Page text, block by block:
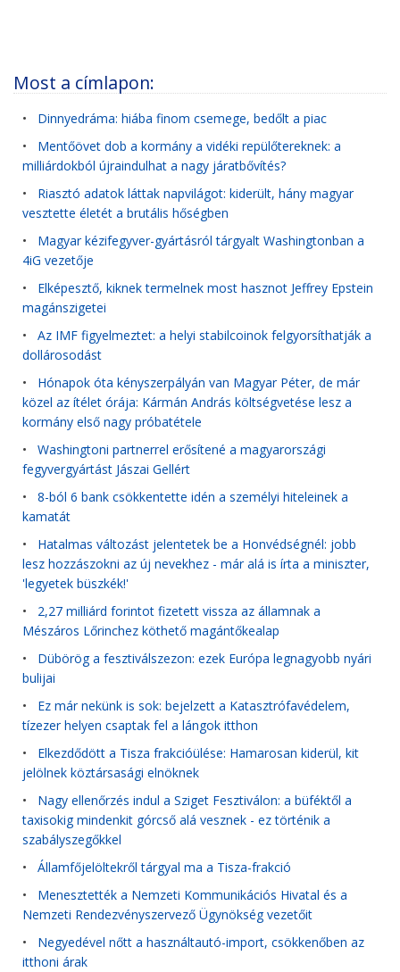
Most a címlapon:
• Dinnyedráma: hiába finom csemege, bedőlt a piac
• Mentőövet dob a kormány a vidéki repülőtereknek: a
milliárdokból újraindulhat a nagy járatbővítés?
• Riasztó adatok láttak napvilágot: kiderült, hány magyar
vesztette életét a brutális hőségben
• Magyar kézifegyver-gyártásról tárgyalt Washingtonban a
4iG vezetője
• Elképesztő, kiknek termelnek most hasznot Jeffrey Epstein
magánszigetei
• Az IMF figyelmeztet: a helyi stabilcoinok felgyorsíthatják a
dollárosodást
• Hónapok óta kényszerpályán van Magyar Péter, de már
közel az ítélet órája: Kármán András költségvetése lesz a
kormány első nagy próbatétele
• Washingtoni partnerrel erősítené a magyarországi
fegyvergyártást Jászai Gellért
• 8-ból 6 bank csökkentette idén a személyi hiteleinek a
kamatát
• Hatalmas változást jelentetek be a Honvédségnél: jobb
lesz hozzászokni az új nevekhez - már alá is írta a miniszter,
'legyetek büszkék!'
• 2,27 milliárd forintot fizetett vissza az államnak a
Mészáros Lőrinchez köthető magántőkealap
• Dübörög a fesztiválszezon: ezek Európa legnagyobb nyári
bulijai
• Ez már nekünk is sok: bejelzett a Katasztrófavédelem,
tízezer helyen csaptak fel a lángok itthon
• Elkezdődött a Tisza frakcióülése: Hamarosan kiderül, kit
jelölnek köztársasági elnöknek
• Nagy ellenőrzés indul a Sziget Fesztiválon: a büféktől a
taxisokig mindenkit górcső alá vesznek - ez történik a
szabályszegőkkel
• Államfőjelöltekről tárgyal ma a Tisza-frakció
• Menesztették a Nemzeti Kommunikációs Hivatal és a
Nemzeti Rendezvényszervező Ügynökség vezetőit
• Negyedével nőtt a használtautó-import, csökkenőben az
itthoni árak